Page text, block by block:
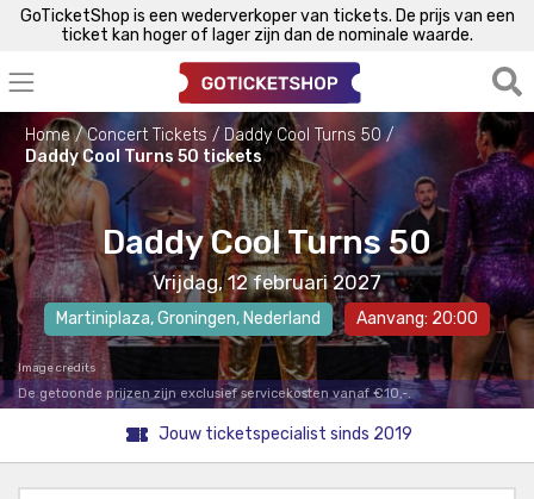
GoTicketShop is een wederverkoper van tickets. De prijs van een
ticket kan hoger of lager zijn dan de nominale waarde.
Home Concert Tickets
Daddy Cool Turns 50
Daddy Cool Turns 50 tickets
Daddy Cool Turns 50
Vrijdag, 12 februari 2027
Martiniplaza,Groningen, Nederland Aanvang: 20:00
Image credits
De getoonde prijzen zijn exclusief servicekosten vanaf €10,-.
Jouw ticketspecialist sinds 2019